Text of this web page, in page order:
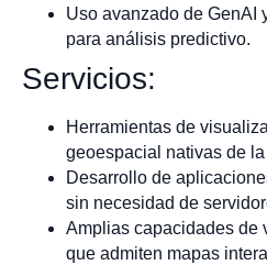
Uso avanzado de GenAI
para análisis predictivo.
Servicios:
Herramientas de
geoespacial nativas de
Desarrollo de
sin necesidad de
Amplias capacidades de
que admiten mapas